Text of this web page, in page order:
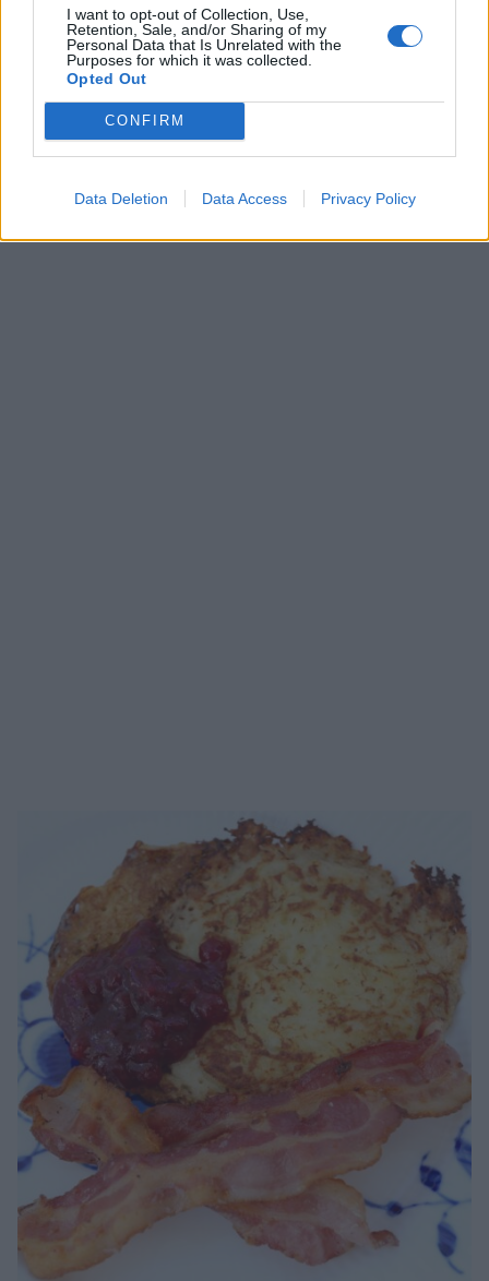
I want to opt-out of Collection, Use,
Retention, Sale, and/or Sharing of my
Personal Data that Is Unrelated with the
Purposes for which it was collected.
Opted Out
CONFIRM
Data Deletion Data Access Privacy Policy
jag ätit det på hundra år.
Är ni också sugna så kommer recept här. Favorit i repris